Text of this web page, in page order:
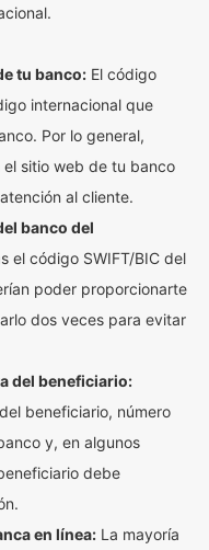
tu banco: El código
internacional que
Por lo general,
sitio web de tu banco
al cliente.
banco del
el código SWIFT/BIC del
poder proporcionarte
dos veces para evitar
del beneficiario:
beneficiario, número
y, en algunos
debe
en línea: La mayoría